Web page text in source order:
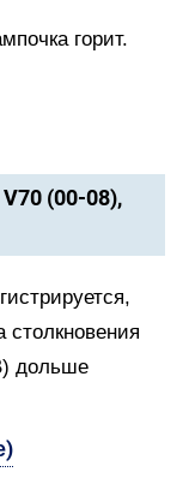
горит.
(00-08),
столкновения
дольше